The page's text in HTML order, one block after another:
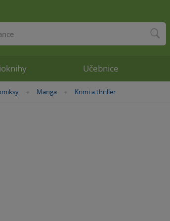
»
Manga »
Krimi a thriller
Učebnice